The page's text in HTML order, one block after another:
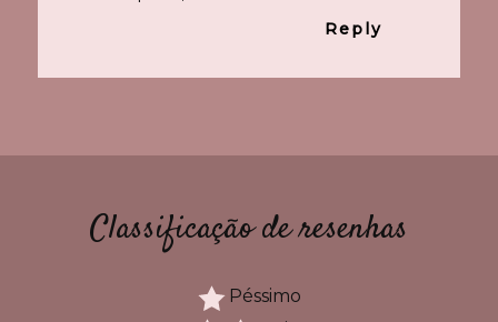
Reply
Classificação de resenhas
Péssimo